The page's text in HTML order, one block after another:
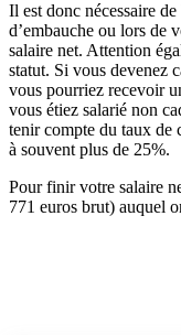
Il est donc nécessaire
d’embauche ou lors de
salaire net. Attention
statut. Si vous devenez
vous pourriez recevoir
vous étiez salarié non
tenir compte du taux de
à souvent plus de 25%.
Pour finir votre salaire
771 euros brut) auquel